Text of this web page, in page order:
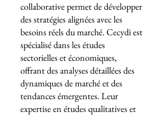
collaborative permet de développer
des stratégies alignées avec les
besoins réels du marché. Cecydi est
spécialisé dans les études
sectorielles et économiques,
offrant des analyses détaillées des
dynamiques de marché et des
tendances émergentes. Leur
expertise en études qualitatives et